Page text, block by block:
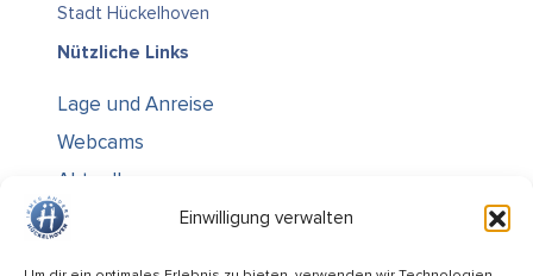
Einwilligung verwalten
Stadt Hückelhoven
Nützliche Links
Lage und Anreise
Webcams
Aktuelles
Über uns
Kontakt / Öffnungszeiten